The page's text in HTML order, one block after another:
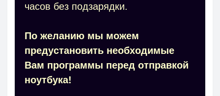
часов без подзарядки.
По желанию мы можем
предустановить необходимые
Вам программы перед отправкой
ноутбука!